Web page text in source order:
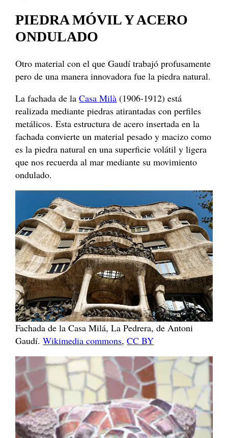
PIEDRA MÓVIL Y ACERO
ONDULADO
Otro material con el que Gaudí trabajó profusamente
pero de una manera innovadora fue la piedra natural.
La fachada de laCasa Milà (1906-1912) está
realizada mediante piedras atirantadas con perfiles
metálicos. Esta estructura de acero insertada en la
fachada convierte un material pesado y macizo como
es la piedra natural en una superficie volátil y ligera
que nos recuerda al mar mediante su movimiento
ondulado.
Fachada de la Casa Milá, La Pedrera, de Antoni
Gaudí.Wikimedia commons,CC BY